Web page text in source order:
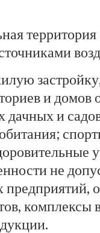
и
и
не